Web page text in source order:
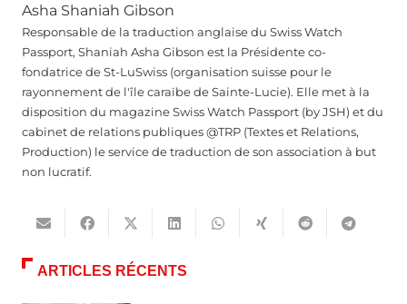
Asha Shaniah Gibson
Responsable de la traduction anglaise du Swiss Watch
Passport, Shaniah Asha Gibson est la Présidente co-
fondatrice de St-LuSwiss (organisation suisse pour le
rayonnement de l'île caraïbe de Sainte-Lucie). Elle met à la
disposition du magazine Swiss Watch Passport (by JSH) et du
cabinet de relations publiques @TRP (Textes et Relations,
Production) le service de traduction de son association à but
non lucratif.
ARTICLES RÉCENTS